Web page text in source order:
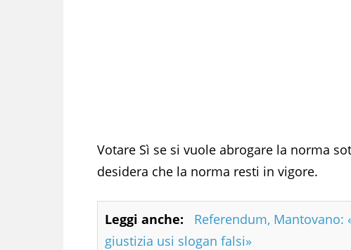
Votare Sì se si vuole abrogare la norma
desidera che la norma resti in vigore.
Leggi anche:
Referendum, Mantovano:
giustizia usi slogan falsi»